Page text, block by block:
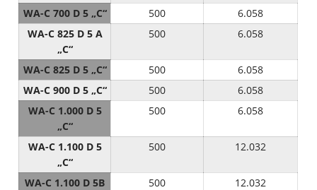
WA-C 700 D 5 „C“
500
6.058
WA-C 825 D 5 A
„C“
500 6.058
WA-C 825 D 5 „C“ 500
6.058
WA-C 900 D 5 „C“
500
6.058
WA-C 1.000 D 5
„C“
500 6.058
WA-C 1.100 D 5
„C“
500 12.032
WA-C 1.100 D 5B
500 12.032